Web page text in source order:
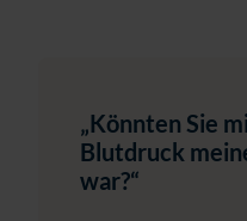
„Könnten Sie
Blutdruck
war?“